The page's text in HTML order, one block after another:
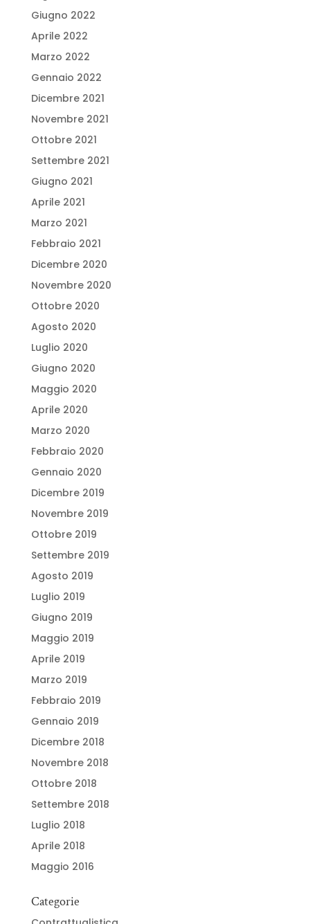
Giugno 2022
Aprile 2022
Marzo 2022
Gennaio 2022
Dicembre 2021
Novembre 2021
Ottobre 2021
Settembre 2021
Giugno 2021
Aprile 2021
Marzo 2021
Febbraio 2021
Dicembre 2020
Novembre 2020
Ottobre 2020
Agosto 2020
Luglio 2020
Giugno 2020
Maggio 2020
Aprile 2020
Marzo 2020
Febbraio 2020
Gennaio 2020
Dicembre 2019
Novembre 2019
Ottobre 2019
Settembre 2019
Agosto 2019
Luglio 2019
Giugno 2019
Maggio 2019
Aprile 2019
Marzo 2019
Febbraio 2019
Gennaio 2019
Dicembre 2018
Novembre 2018
Ottobre 2018
Settembre 2018
Luglio 2018
Aprile 2018
Maggio 2016
Categorie